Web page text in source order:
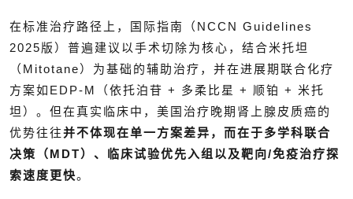
在标准治疗路径上，国际指南（NCCN Guidelines
2025版）普遍建议以手术切除为核心，结合米托坦
（Mitotane）为基础的辅助治疗，并在进展期联合化疗
方案如EDP-M（依托泊苷 + 多柔比星 + 顺铂 + 米托
坦）。但在真实临床中，美国治疗晚期肾上腺皮质癌的
优势往往并不体现在单一方案差异，而在于多学科联合
决策（MDT）、临床试验优先入组以及靶向/免疫治疗探
索速度更快。